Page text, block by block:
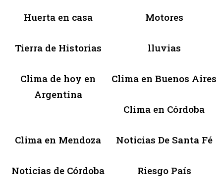
Huerta en casa Motores
Tierra de Historias lluvias
Clima de hoy en
Argentina
Clima en Buenos Aires
Clima en Córdoba
Clima en Mendoza Noticias De Santa Fé
Noticias de Córdoba Riesgo País